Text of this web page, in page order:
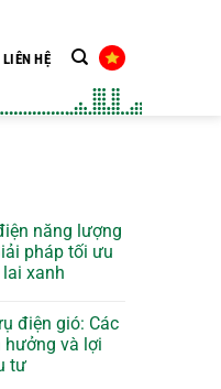
LIÊN HỆ
năng lượng
pháp tối ưu
xanh
điện gió: Các
hưởng và lợi
tư